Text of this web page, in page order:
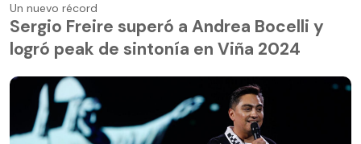
Un nuevo récord
Sergio Freire superó a Andrea Bocelli y
logró peak de sintonía en Viña 2024